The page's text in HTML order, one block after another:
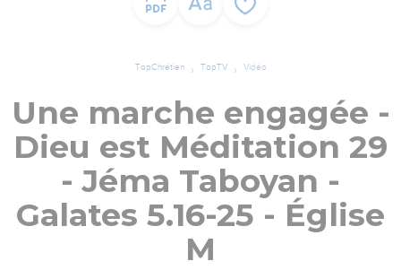
TopChrétien TopTV Vidéo
Une marche engagée -
Dieu est Méditation 29
- Jéma Taboyan -
Galates 5.16-25 - Église
M